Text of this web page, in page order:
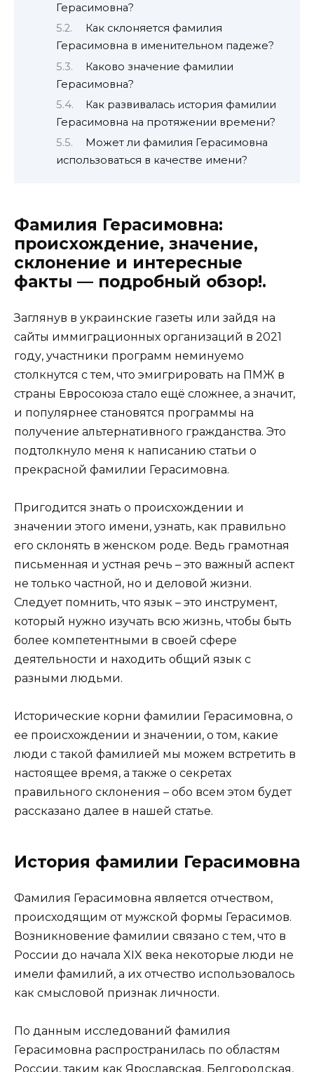
Герасимовна?
Как склоняется фамилия
Герасимовна в именительном падеже?
Каково значение фамилии
Герасимовна?
Как развивалась история фамилии
Герасимовна на протяжении времени?
Может ли фамилия Герасимовна
использоваться в качестве имени?
Фамилия Герасимовна:
происхождение, значение,
склонение и интересные
факты — подробный обзор!.
Заглянув в украинские газеты или зайдя на
сайты иммиграционных организаций в 2021
году, участники программ неминуемо
столкнутся с тем, что эмигрировать на ПМЖ в
страны Евросоюза стало ещё сложнее, а значит,
и популярнее становятся программы на
получение альтернативного гражданства. Это
подтолкнуло меня к написанию статьи о
прекрасной фамилии Герасимовна.
Пригодится знать о происхождении и
значении этого имени, узнать, как правильно
его склонять в женском роде. Ведь грамотная
письменная и устная речь – это важный аспект
не только частной, но и деловой жизни.
Следует помнить, что язык – это инструмент,
который нужно изучать всю жизнь, чтобы быть
более компетентными в своей сфере
деятельности и находить общий язык с
разными людьми.
Исторические корни фамилии Герасимовна, о
ее происхождении и значении, о том, какие
люди с такой фамилией мы можем встретить в
настоящее время, а также о секретах
правильного склонения – обо всем этом будет
рассказано далее в нашей статье.
История фамилии Герасимовна
Фамилия Герасимовна является отчеством,
происходящим от мужской формы Герасимов.
Возникновение фамилии связано с тем, что в
России до начала XIX века некоторые люди не
имели фамилий, а их отчество использовалось
как смысловой признак личности.
По данным исследований фамилия
Герасимовна распространилась по областям
России, таким как Ярославская, Белгородская,